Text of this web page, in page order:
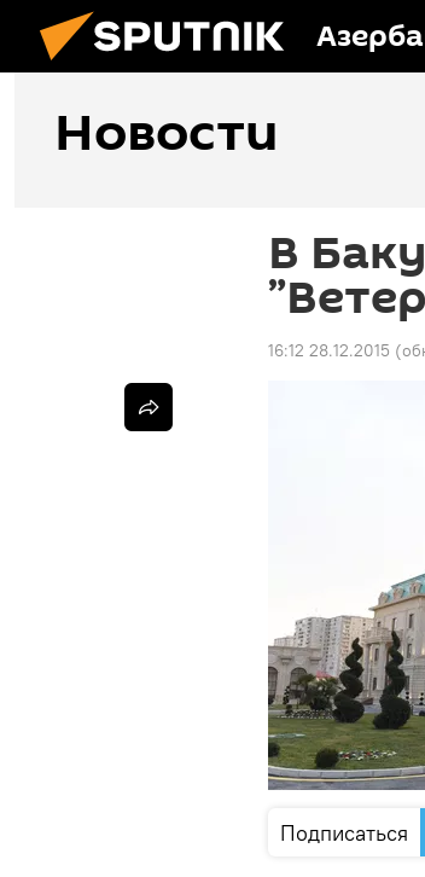
Новости
В
16:12 28.12.2015
Подписаться